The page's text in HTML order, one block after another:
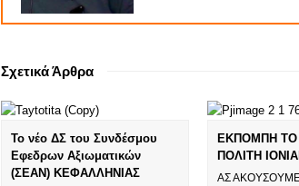
Σχετικά Άρθρα
Το νέο ΔΣ του Συνδέσμου
Εφεδρων Αξιωματικών
(ΣΕΑΝ) ΚΕΦΑΛΛΗΝΙΑΣ
ΕΚΠΟΜΠΗ
ΠΟΛΙΤΗ
ΑΣ